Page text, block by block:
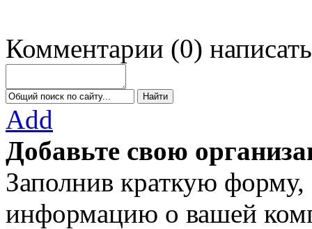
Комментарии (0) написать
Add
Добавьте свою
Заполнив краткую
информацию о вашей